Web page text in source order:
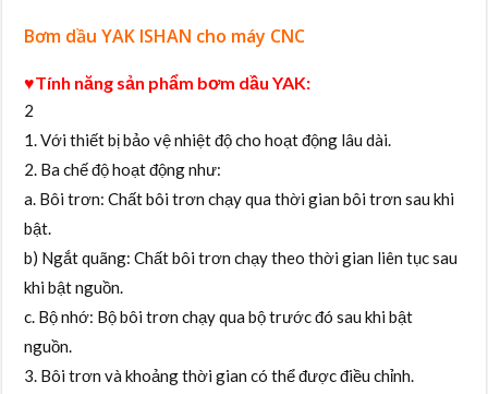
Bơm dầu YAK ISHAN cho máy CNC
♥Tính năng sản phẩm bơm dầu YAK:
2
1. Với thiết bị bảo vệ nhiệt độ cho hoạt động lâu dài.
2. Ba chế độ hoạt động như:
a. Bôi trơn: Chất bôi trơn chạy qua thời gian bôi trơn sau khi
bật.
b) Ngắt quãng: Chất bôi trơn chạy theo thời gian liên tục sau
khi bật nguồn.
c. Bộ nhớ: Bộ bôi trơn chạy qua bộ trước đó sau khi bật
nguồn.
3. Bôi trơn và khoảng thời gian có thể được điều chỉnh.